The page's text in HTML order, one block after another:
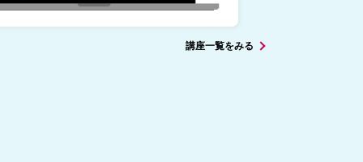
講座一覧をみる